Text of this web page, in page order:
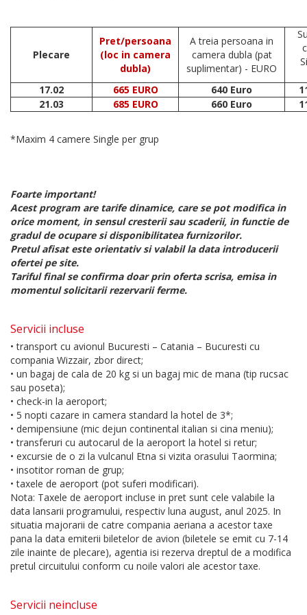
Plecare
Pret/persoana
(loc in camera
dubla)
A treia persoana in
camera dubla (pat
suplimentar) - EURO
17.02
665 EURO 640 Euro
21.03
685 EURO 660 Euro
*Maxim 4 camere Single per grup
Foarte important!
Acest program are tarife dinamice, care se pot modifica in
orice moment, in sensul cresterii sau scaderii, in functie de
gradul de ocupare si disponibilitatea furnizorilor.
Pretul afisat este orientativ si valabil la data introducerii
ofertei pe site.
Tariful final se confirma doar prin oferta scrisa, emisa in
momentul solicitarii rezervarii ferme.
Servicii incluse
• transport cu avionul Bucuresti – Catania – Bucuresti cu
compania Wizzair, zbor direct;
• un bagaj de cala de 20 kg si un bagaj mic de mana (tip rucsac
sau poseta);
• check-in la aeroport;
• 5 nopti cazare in camera standard la hotel de 3*;
• demipensiune (mic dejun continental italian si cina meniu);
• transferuri cu autocarul de la aeroport la hotel si retur;
• excursie de o zi la vulcanul Etna si vizita orasului Taormina;
• insotitor roman de grup;
• taxele de aeroport (pot suferi modificari).
Nota: Taxele de aeroport incluse in pret sunt cele valabile la
data lansarii programului, respectiv luna august, anul 2025. In
situatia majorarii de catre compania aeriana a acestor taxe
pana la data emiterii biletelor de avion (biletele se emit cu 7-14
zile inainte de plecare), agentia isi rezerva dreptul de a modifica
pretul circuitului conform cu noile valori ale acestor taxe.
Servicii neincluse